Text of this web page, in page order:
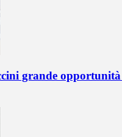
grande